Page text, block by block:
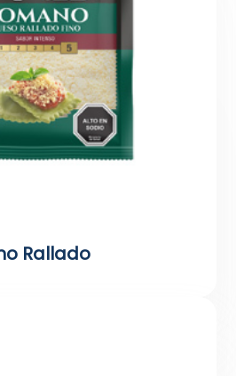
Rallado